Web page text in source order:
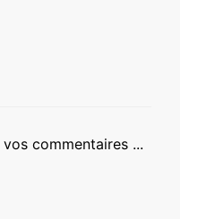
commentaires ...